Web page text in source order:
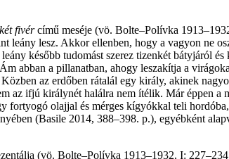
fivércímű meséje (vö. Bolte–Polívka
leány lesz. Akkor ellenben, hogy a vagyon ne
később tudomást szerez tizenkét bátyjáról
abban a pillanatban, ahogy leszakítja a
az erdőben rátalál egy király, akinek
az ifjú királynét halálra nem ítélik. Már éppen a
fortyogó olajjal és mérges kígyókkal teli
(Basile 2014, 388–398. p.), egyébként
(vö. Bolte–Polívka 1913–1932, I: